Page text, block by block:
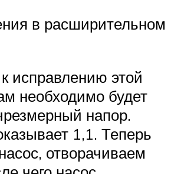
в расширительном
исправлению этой
необходимо будет
напор.
1,1. Теперь
отворачиваем